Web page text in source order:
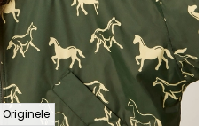
Originele